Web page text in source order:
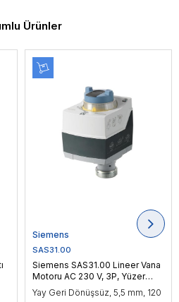
Ürünler
Siemens
SAS31.00
Siemens SAS31.00 Lineer Vana
Motoru AC 230 V, 3P, Yüzer
Kontrol, 400N
Yay Geri Dönüşsüz, 5,5 mm, 120